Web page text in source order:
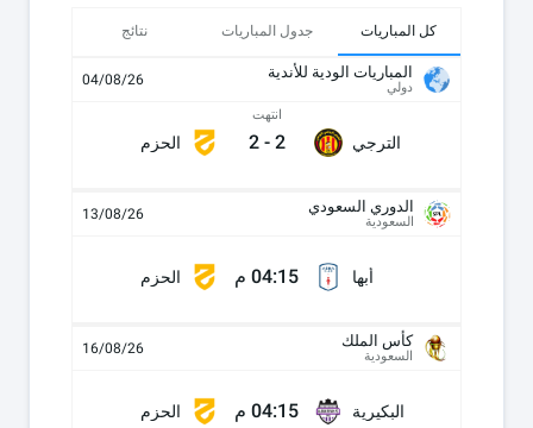
كل المباريات جدول المباريات نتائج
المباريات الودية للأندية
دولي 04/08/26
الترجي
انتهت
2
-
2 الحزم
الدوري السعودي
السعودية 13/08/26
أبها 04:15 م الحزم
كأس الملك
السعودية 16/08/26
البكيرية 04:15 م الحزم